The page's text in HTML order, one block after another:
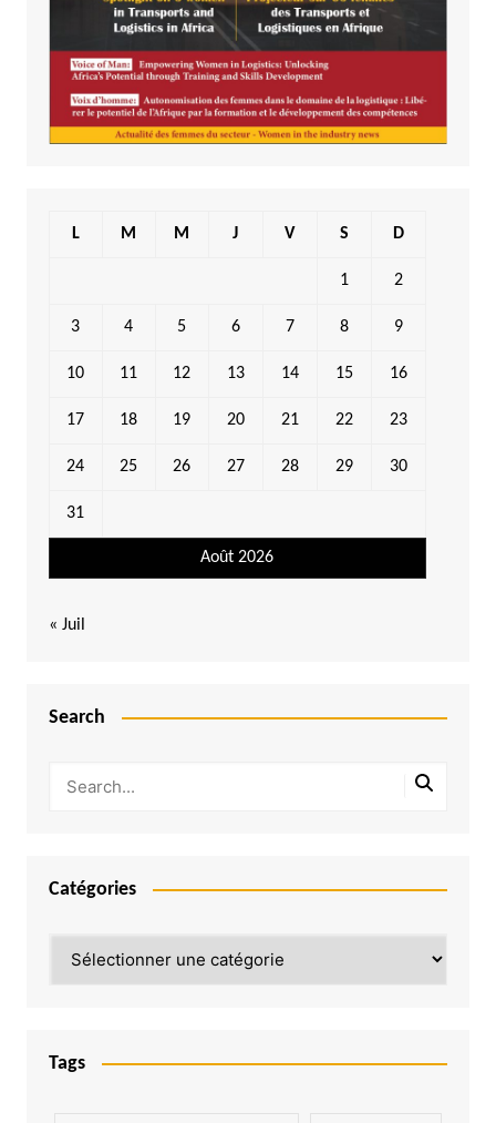
Août 2026
L M M J V S D
1 2
3 4 5 6 7 8 9
10 11 12 13 14 15 16
17 18 19 20 21 22 23
24 25 26 27 28 29 30
31
« Juil
Search
Catégories
Tags